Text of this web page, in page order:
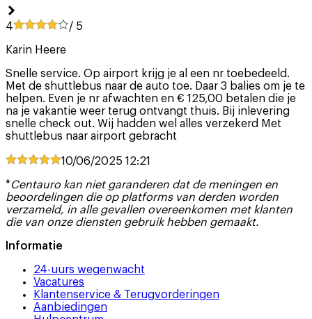
4 / 5
Karin Heere
Snelle service. Op airport krijg je al een nr toebedeeld.
Met de shuttlebus naar de auto toe. Daar 3 balies om je te
helpen. Even je nr afwachten en € 125,00 betalen die je
na je vakantie weer terug ontvangt thuis. Bij inlevering
snelle check out. Wij hadden wel alles verzekerd Met
shuttlebus naar airport gebracht
10/06/2025 12:21
*Centauro kan niet garanderen dat de meningen en
beoordelingen die op platforms van derden worden
verzameld, in alle gevallen overeenkomen met klanten
die van onze diensten gebruik hebben gemaakt.
Informatie
24-uurs wegenwacht
Vacatures
Klantenservice & Terugvorderingen
Aanbiedingen